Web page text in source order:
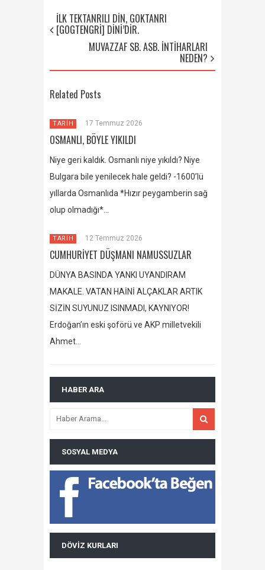
İLK TEKTANRILI DİN, GÖKTANRI
[GOGTENGRİ] DİNİ’DİR.
MUVAZZAF SB. ASB. İNTİHARLARI
NEDEN?
Related Posts
TARİH 17 Temmuz 2026
OSMANLI, BÖYLE YIKILDI
Niye geri kaldık. Osmanlı niye yıkıldı? Niye
Bulgara bile yenilecek hale geldi? -1600’lü
yıllarda Osmanlıda *Hızır peygamberin sağ
olup olmadığı*…
TARİH 12 Temmuz 2026
CUMHURİYET DÜŞMANI NAMUSSUZLAR
DÜNYA BASINDA YANKI UYANDIRAM
MAKALE. VATAN HAİNİ ALÇAKLAR ARTIK
SİZİN SUYUNUZ ISINMADI, KAYNIYOR!
Erdoğan’ın eski şoförü ve AKP milletvekili
Ahmet…
HABER ARA
SOSYAL MEDYA
DÖVIZ KURLARI